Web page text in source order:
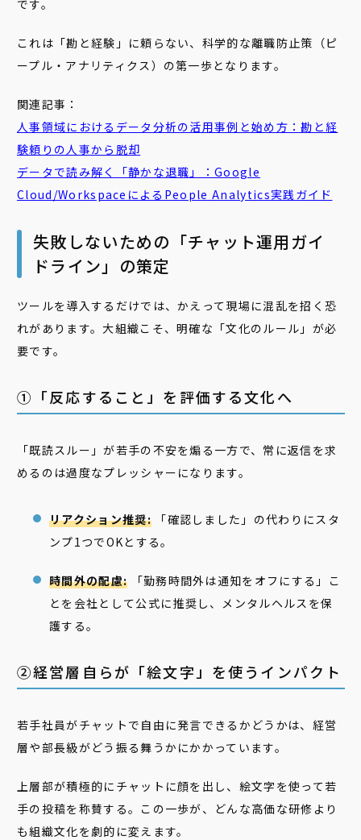
です。
これは「勘と経験」に頼らない、科学的な離職防止策（ピ
ープル・アナリティクス）の第一歩となります。
関連記事：
人事領域におけるデータ分析の活用事例と始め方：勘と経
験頼りの人事から脱却
データで読み解く「静かな退職」：Google
Cloud/WorkspaceによるPeople Analytics実践ガイド
失敗しないための「チャット運用ガイ
ドライン」の策定
ツールを導入するだけでは、かえって現場に混乱を招く恐
れがあります。大組織こそ、明確な「文化のルール」が必
要です。
①「反応すること」を評価する文化へ
「既読スルー」が若手の不安を煽る一方で、常に返信を求
めるのは過度なプレッシャーになります。
リアクション推奨:「確認しました」の代わりにスタ
ンプ1つでOKとする。
時間外の配慮: 「勤務時間外は通知をオフにする」こ
とを会社として公式に推奨し、メンタルヘルスを保
護する。
②経営層自らが「絵文字」を使うインパクト
若手社員がチャットで自由に発言できるかどうかは、経営
層や部長級がどう振る舞うかにかかっています。
上層部が積極的にチャットに顔を出し、絵文字を使って若
手の投稿を称賛する。この一歩が、どんな高価な研修より
も組織文化を劇的に変えます。